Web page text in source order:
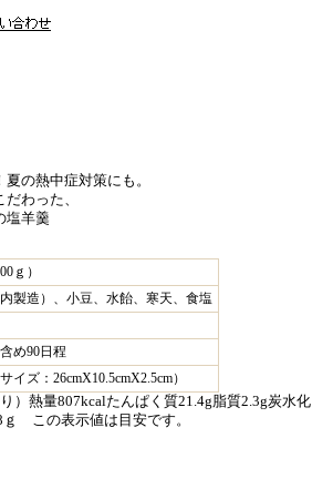
の熱中症対策にも。
わった、
塩羊羹
ｇ）
製造）、小豆、水飴、寒天、食塩
め90日程
イズ：26cmX10.5cmX2.5cm）
）熱量807kcalたんぱく質21.4g脂質2.3g炭水化
ｇ この表示値は目安です。